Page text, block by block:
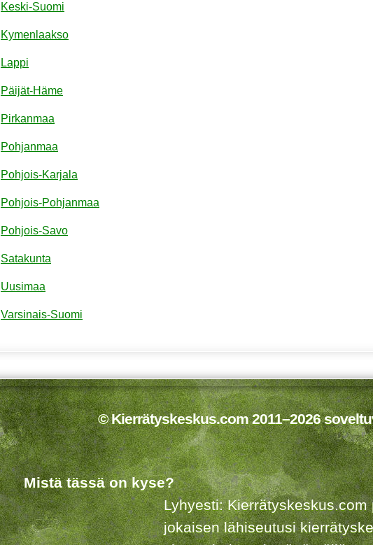
Keski-Suomi
Kymenlaakso
Lappi
Päijät-Häme
Pirkanmaa
Pohjanmaa
Pohjois-Karjala
Pohjois-Pohjanmaa
Pohjois-Savo
Satakunta
Uusimaa
Varsinais-Suomi
© Kierrätyskeskus.com 2011–2026
Mistä tässä on kyse?
Lyhyesti:
jokaisen lähiseutusi